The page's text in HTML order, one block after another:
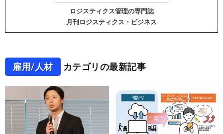
ロジスティクス管理の専門誌
月刊ロジスティクス・ビジネス
雇用/人材 カテゴリの最新記事